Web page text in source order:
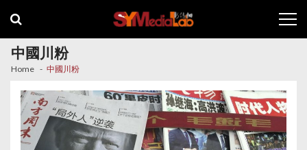
navigation
content
中國川粉
Home 中國川粉